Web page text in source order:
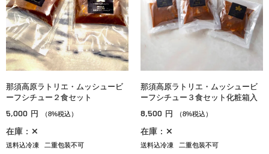
那須高原ラトリエ・ムッシュービ
ーフシチュー２食セット
5,000 円 （8%税込）
在庫：✕
送料込冷凍 二重包装不可
那須高原ラトリエ・ムッシュービ
ーフシチュー３食セット化粧箱入
8,500 円 （8%税込）
在庫：✕
送料込冷凍 二重包装不可